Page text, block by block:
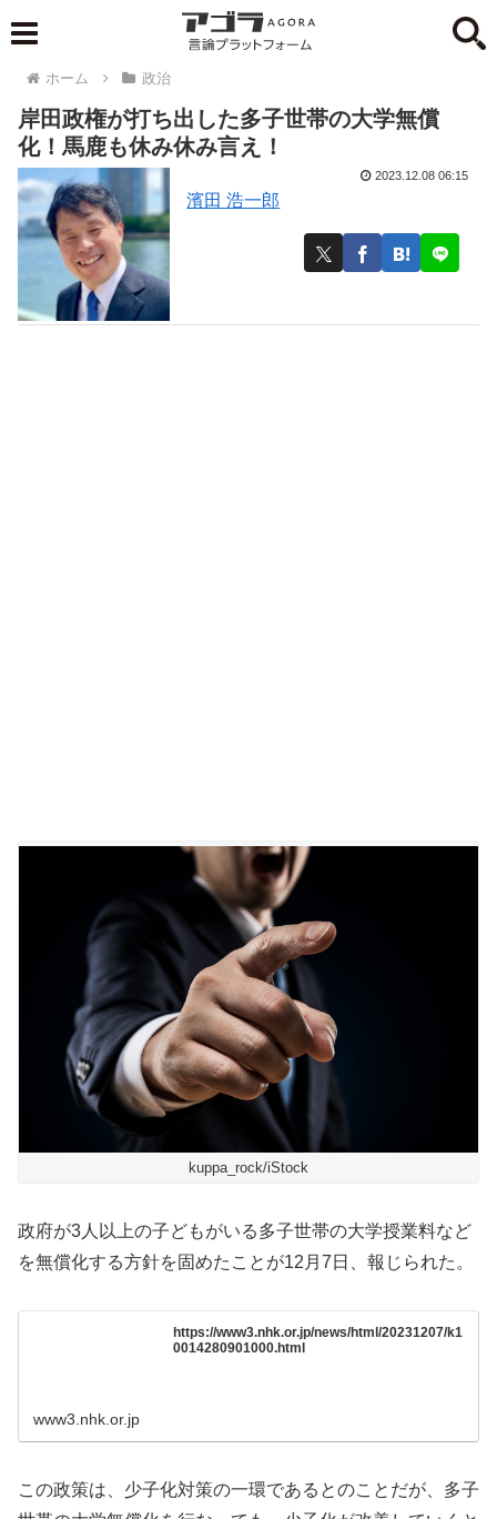
ホーム 政治
岸田政権が打ち出した多子世帯の大学無償
化！馬鹿も休み休み言え！
濱田 浩一郎
2023.12.08 06:15
kuppa_rock/iStock
政府が3人以上の子どもがいる多子世帯の大学授業料など
を無償化する方針を固めたことが12月7日、報じられた。
https://www3.nhk.or.jp/news/html/20231207/k1
0014280901000.html
www3.nhk.or.jp
この政策は、少子化対策の一環であるとのことだが、多子